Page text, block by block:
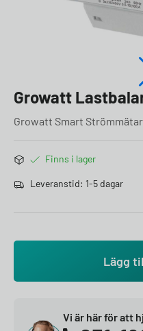
Growatt
Growatt Smart
Finns i lager
Leveranstid: 1-5 dagar
Lägg
Vi är här för att